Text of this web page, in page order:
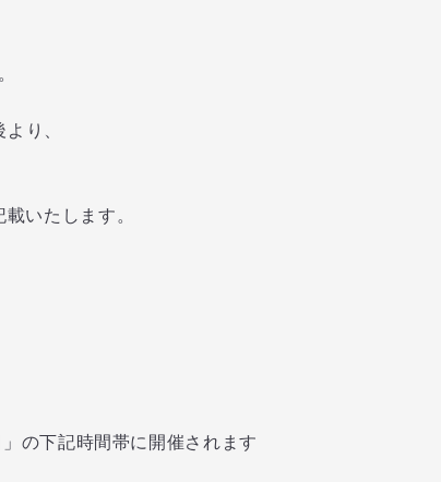
り、
いたします。
の下記時間帯に開催されます